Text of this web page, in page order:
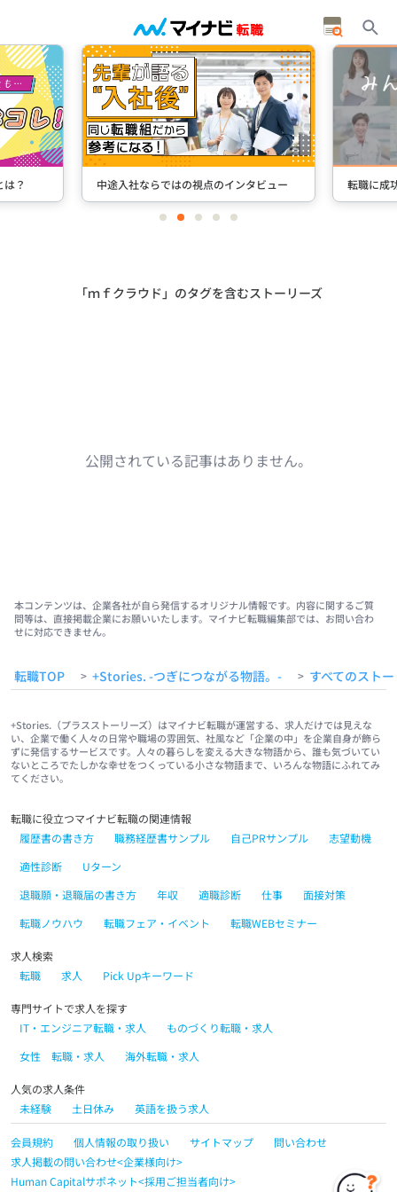
？ 中途入社ならではの視点のインタビュー 転職に成
itemitemitemitemitem
「ｍｆクラウド」のタグを含むストーリーズ
公開されている記事はありません。
本コンテンツは、企業各社が自ら発信するオリジナル情報です。内容に関するご質
問等は、直接掲載企業にお願いいたします。マイナビ転職編集部では、お問い合わ
せに対応できません。
転職TOP > +Stories. -つぎにつながる物語。- > すべてのスト
+Stories.（プラスストーリーズ）はマイナビ転職が運営する、求人だけでは見えな
い、企業で働く人々の日常や職場の雰囲気、社風など「企業の中」を企業自身が飾ら
ずに発信するサービスです。人々の暮らしを変える大きな物語から、誰も気づいてい
ないところでたしかな幸せをつくっている小さな物語まで、いろんな物語にふれてみ
てください。
転職に役立つマイナビ転職の関連情報
履歴書の書き方
職務経歴書サンプル 自己PRサンプル
志望動機
適性診断
Uターン
退職願・退職届の書き方
年収 適職診断 仕事
面接対策
転職ノウハウ
転職フェア・イベント 転職WEBセミナー
求人検索
転職
求人 Pick Upキーワード
専門サイトで求人を探す
IT・エンジニア転職・求人
ものづくり転職・求人
女性 転職・求人
海外転職・求人
人気の求人条件
未経験
土日休み 英語を扱う求人
会員規約 個人情報の取り扱い サイトマップ
問い合わせ
求人掲載の問い合わせ<企業様向け>
Human Capitalサポネット<採用ご担当者向け>